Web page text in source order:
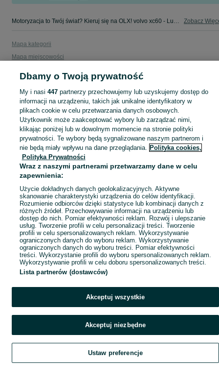
Motoryzacja to Twój świat? Kieruj się na OLX! volvo xc60 - Lubuskie - tylko w kategorii Motoryzacja na OLX! Zobacz
Mapa kategorii
Mapa miejscowości
Popularne wyszukiwania
Szukaj Obserwujesz Dodaj Czat Konto
Dbamy o Twoją prywatność
My i nasi 447partnerzy przechowujemy lub uzyskujemy dostęp do
informacji na urządzeniu, takich jak unikalne identyfikatory w
plikach cookie w celu przetwarzania danych osobowych.
Użytkownik może zaakceptować wybory lub zarządzać nimi,
klikając poniżej lub w dowolnym momencie na stronie polityki
prywatności. Te wybory będą sygnalizowane naszym partnerom i
nie będą miały wpływu na dane przeglądania. Polityka cookies,
Polityka Prywatności
Wraz z naszymi partnerami przetwarzamy dane w celu
zapewnienia:
Użycie dokładnych danych geolokalizacyjnych. Aktywne
skanowanie charakterystyki urządzenia do celów identyfikacji.
Rozumienie odbiorców dzięki statystyce lub kombinacji danych z
różnych źródeł. Przechowywanie informacji na urządzeniu lub
dostęp do nich. Pomiar efektywności reklam. Rozwój i ulepszanie
usług. Tworzenie profili w celu personalizacji treści. Tworzenie
profili w celu spersonalizowanych reklam. Wykorzystywanie
ograniczonych danych do wyboru reklam. Wykorzystywanie
ograniczonych danych do wyboru treści. Pomiar efektywności
treści. Wykorzystanie profili do wyboru spersonalizowanych reklam.
Wykorzystywanie profili w celu doboru spersonalizowanych treści.
Lista partnerów (dostawców)
Akceptuj wszystkie
Akceptuj niezbędne
Ustaw preferencje